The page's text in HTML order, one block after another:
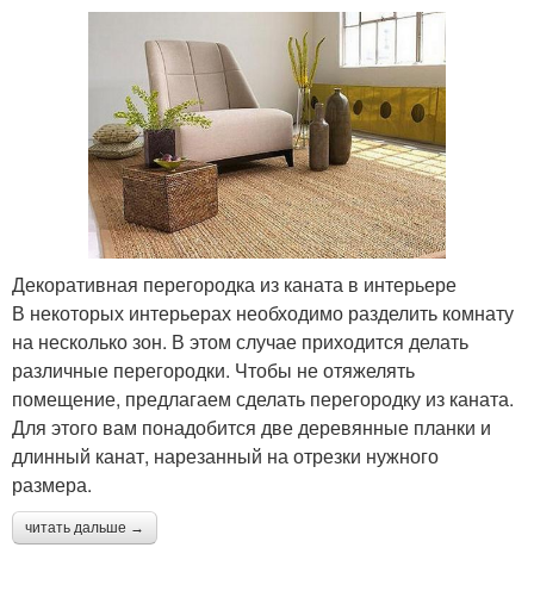
Декоративная перегородка из каната в интерьере
В некоторых интерьерах необходимо разделить комнату
на несколько зон. В этом случае приходится делать
различные перегородки. Чтобы не отяжелять
помещение, предлагаем сделать перегородку из каната.
Для этого вам понадобится две деревянные планки и
длинный канат, нарезанный на отрезки нужного
размера.
читать дальше →